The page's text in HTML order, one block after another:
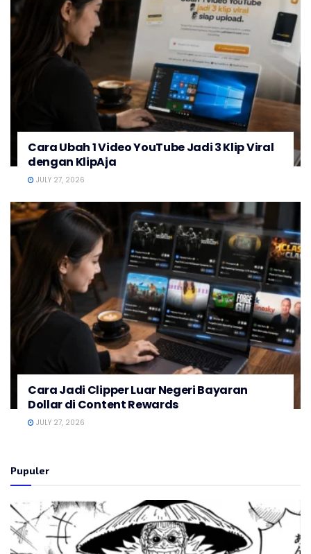
Cara Ubah 1 Video YouTube Jadi 3 Klip Viral
dengan KlipAja
JULY 27, 2026
Cara Jadi Clipper Luar Negeri Bayaran
Dollar di Content Rewards
JULY 27, 2026
Pupuler